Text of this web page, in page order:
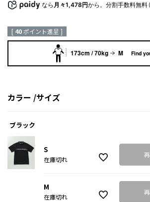
なら 月々1,478円から。分割手数料無料
[ 40ポイント進呈 ]
173cm / 70kg M Find
カラー サイズ
ブラック
S
在庫切れ
M
在庫切れ